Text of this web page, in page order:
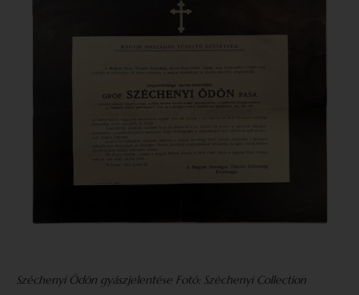
Széchenyi Ödön gyászjelentése Fotó: Széchenyi Collection